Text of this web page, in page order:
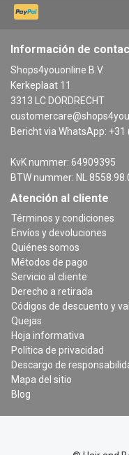
Información de
Shops4youonline B.V.
Kerkeplaat 11
3313 LC DORDRECHT
Bericht via WhatsApp: +31
KvK nummer: 64909395
BTW nummer: NL
Atención al cliente
Términos y condiciones
Envíos y devoluciones
Quiénes somos
Métodos de pago
Servicio al cliente
Derecho a retirada
Códigos de descuento y
Quejas
Hoja informativa
Política de privacidad
Descargo de
Mapa del sitio
Blog